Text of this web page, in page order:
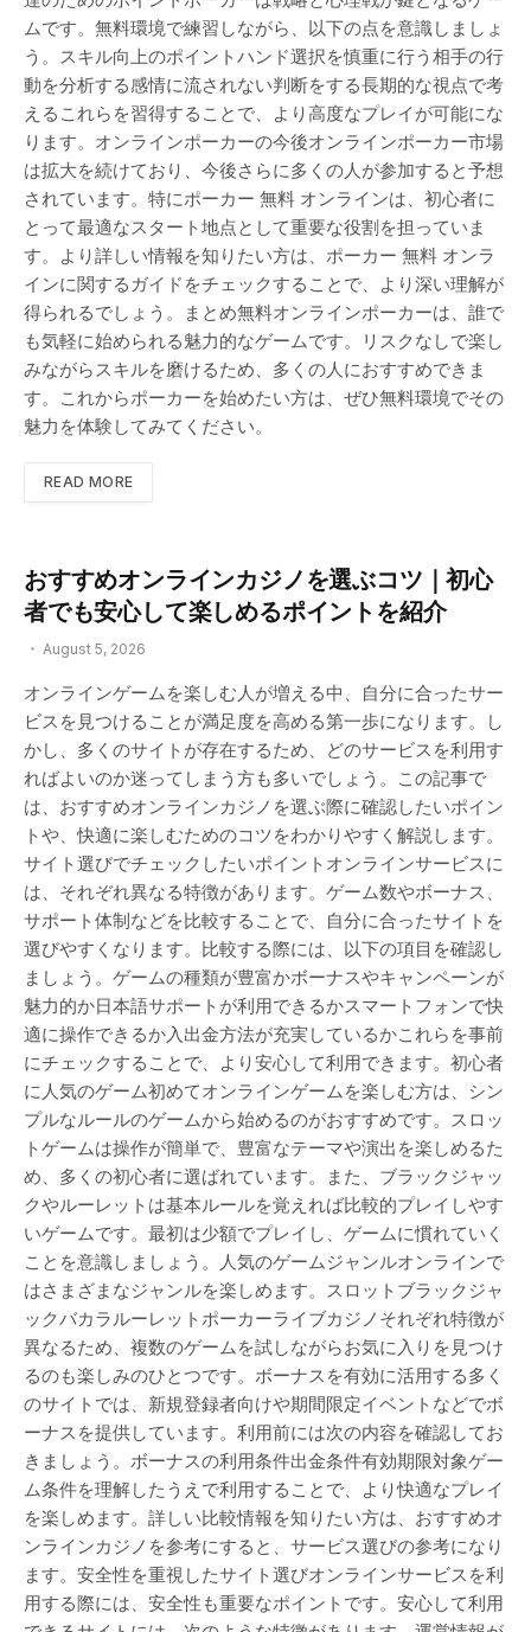
ムです。無料環境で練習しながら、以下の点を意識しましょ
う。スキル向上のポイントハンド選択を慎重に行う相手の行
動を分析する感情に流されない判断をする長期的な視点で考
えるこれらを習得することで、より高度なプレイが可能にな
ります。オンラインポーカーの今後オンラインポーカー市場
は拡大を続けており、今後さらに多くの人が参加すると予想
されています。特にポーカー 無料 オンラインは、初心者に
とって最適なスタート地点として重要な役割を担っていま
す。より詳しい情報を知りたい方は、ポーカー 無料 オンラ
インに関するガイドをチェックすることで、より深い理解が
得られるでしょう。まとめ無料オンラインポーカーは、誰で
も気軽に始められる魅力的なゲームです。リスクなしで楽し
みながらスキルを磨けるため、多くの人におすすめできま
す。これからポーカーを始めたい方は、ぜひ無料環境でその
魅力を体験してみてください。
READ MORE
おすすめオンラインカジノを選ぶコツ｜初心
者でも安心して楽しめるポイントを紹介
August 5, 2026
オンラインゲームを楽しむ人が増える中、自分に合ったサー
ビスを見つけることが満足度を高める第一歩になります。し
かし、多くのサイトが存在するため、どのサービスを利用す
ればよいのか迷ってしまう方も多いでしょう。この記事で
は、おすすめオンラインカジノを選ぶ際に確認したいポイン
トや、快適に楽しむためのコツをわかりやすく解説します。
サイト選びでチェックしたいポイントオンラインサービスに
は、それぞれ異なる特徴があります。ゲーム数やボーナス、
サポート体制などを比較することで、自分に合ったサイトを
選びやすくなります。比較する際には、以下の項目を確認し
ましょう。ゲームの種類が豊富かボーナスやキャンペーンが
魅力的か日本語サポートが利用できるかスマートフォンで快
適に操作できるか入出金方法が充実しているかこれらを事前
にチェックすることで、より安心して利用できます。初心者
に人気のゲーム初めてオンラインゲームを楽しむ方は、シン
プルなルールのゲームから始めるのがおすすめです。スロッ
トゲームは操作が簡単で、豊富なテーマや演出を楽しめるた
め、多くの初心者に選ばれています。また、ブラックジャッ
クやルーレットは基本ルールを覚えれば比較的プレイしやす
いゲームです。最初は少額でプレイし、ゲームに慣れていく
ことを意識しましょう。人気のゲームジャンルオンラインで
はさまざまなジャンルを楽しめます。スロットブラックジャ
ックバカラルーレットポーカーライブカジノそれぞれ特徴が
異なるため、複数のゲームを試しながらお気に入りを見つけ
るのも楽しみのひとつです。ボーナスを有効に活用する多く
のサイトでは、新規登録者向けや期間限定イベントなどでボ
ーナスを提供しています。利用前には次の内容を確認してお
きましょう。ボーナスの利用条件出金条件有効期限対象ゲー
ム条件を理解したうえで利用することで、より快適なプレイ
を楽しめます。詳しい比較情報を知りたい方は、おすすめオ
ンラインカジノを参考にすると、サービス選びの参考になり
ます。安全性を重視したサイト選びオンラインサービスを利
用する際には、安全性も重要なポイントです。安心して利用